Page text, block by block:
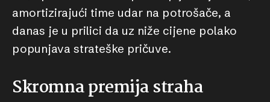
amortizirajući time udar na potrošače, a
danas je u prilici da uz niže cijene polako
popunjava strateške pričuve.
Skromna premija straha